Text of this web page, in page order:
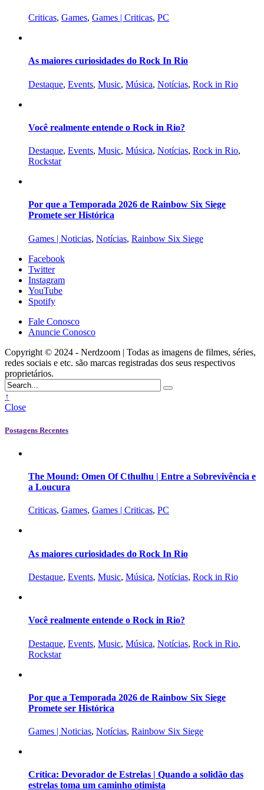
Criticas, Games, Games | Criticas, PC
As maiores curiosidades do Rock In Rio
Destaque, Events, Music, Música, Notícias, Rock in Rio
Você realmente entende o Rock in Rio?
Destaque, Events, Music, Música, Notícias, Rock in Rio,
Rockstar
Por que a Temporada 2026 de Rainbow Six Siege
Promete ser Histórica
Games | Noticias, Notícias, Rainbow Six Siege
Facebook
Twitter
Instagram
YouTube
Spotify
Fale Conosco
Anuncie Conosco
Copyright © 2024 - Nerdzoom | Todas as imagens de filmes, séries,
redes sociais e etc. são marcas registradas dos seus respectivos
proprietários.
↑
Close
Postagens Recentes
The Mound: Omen Of Cthulhu | Entre a Sobrevivência e
a Loucura
Criticas, Games, Games | Criticas, PC
As maiores curiosidades do Rock In Rio
Destaque, Events, Music, Música, Notícias, Rock in Rio
Você realmente entende o Rock in Rio?
Destaque, Events, Music, Música, Notícias, Rock in Rio,
Rockstar
Por que a Temporada 2026 de Rainbow Six Siege
Promete ser Histórica
Games | Noticias, Notícias, Rainbow Six Siege
Crítica: Devorador de Estrelas | Quando a solidão das
estrelas toma um caminho otimista